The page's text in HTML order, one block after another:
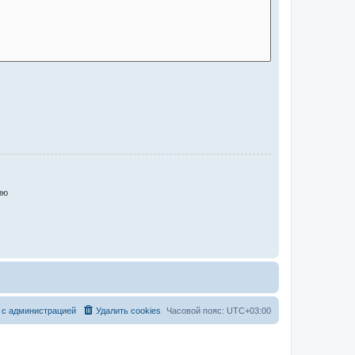
Часовой пояс: UTC+03:00
Удалить cookies
администрацией